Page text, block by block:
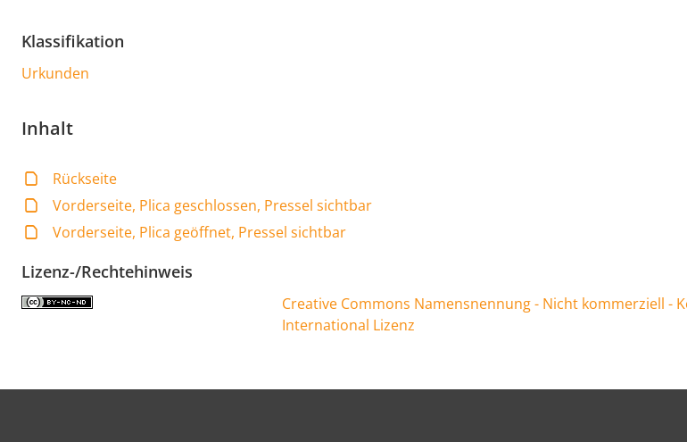
Klassifikation
Urkunden
Inhalt
Rückseite
Vorderseite, Plica geschlossen, Pressel sichtbar
Vorderseite, Plica geöffnet, Pressel sichtbar
Lizenz-/Rechtehinweis
Creative Commons Namensnennung - Nicht kommerziell -
International Lizenz